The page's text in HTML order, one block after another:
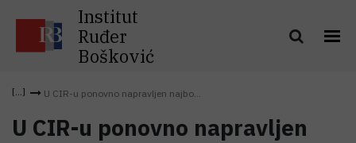
Institut
Ruđer
Bošković
U CIR-u ponovno napravljen najbo...
U CIR-u ponovno napravljen